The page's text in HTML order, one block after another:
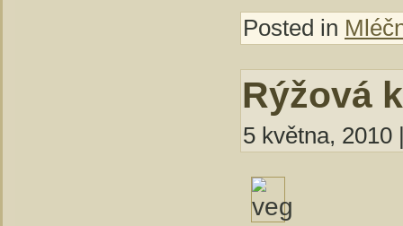
Posted in
Rýžová
5 května,